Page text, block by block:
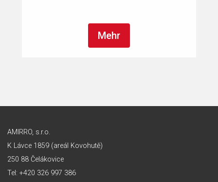
Mehr
AMIRRO, s.r.o.
K Lávce 1859 (areál Kovohutě)
250 88 Čelákovice
Tel: +420 326 997 386